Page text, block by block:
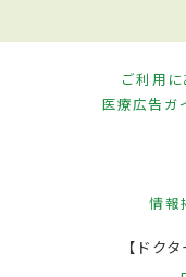
ご利用
医療広告ガ
情報
【ドク